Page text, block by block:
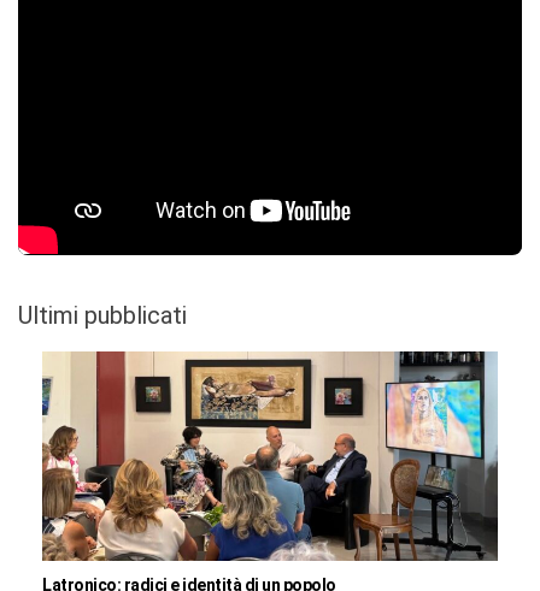
Ultimi pubblicati
Latronico: radici e identità di un popolo